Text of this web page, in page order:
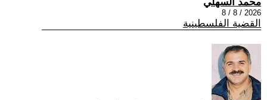
2026 / 8 / 8
القضية الفلسطينية